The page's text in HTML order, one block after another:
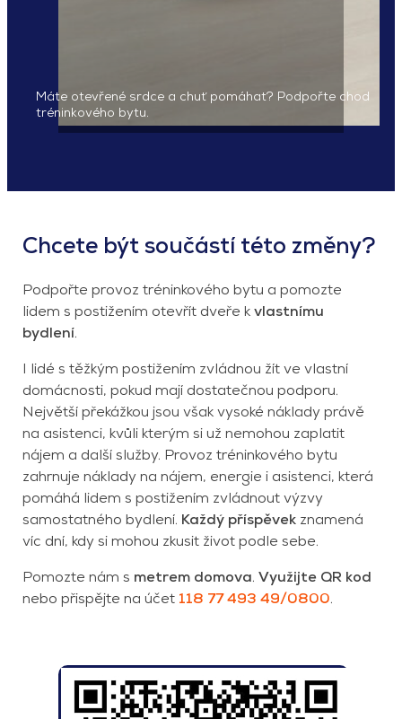
Máte otevřené srdce a chuť pomáhat? Podpořte chod
tréninkového bytu.
Chcete být součástí této změny?
Podpořte provoz tréninkového bytu a pomozte
lidem s postižením otevřít dveře kvlastnímu
bydlení.
I lidé s těžkým postižením zvládnou žít ve vlastní
domácnosti, pokud mají dostatečnou podporu.
Největší překážkou jsou však vysoké náklady právě
na asistenci, kvůli kterým si už nemohou zaplatit
nájem a další služby. Provoz tréninkového bytu
zahrnuje náklady na nájem, energie i asistenci, která
pomáhá lidem s postižením zvládnout výzvy
samostatného bydlení. Každý příspěvek znamená
víc dní, kdy si mohou zkusit život podle sebe.
Pomozte nám s metrem domova.Využijte QR kod
nebo přispějte na účet 118 77 493 49/0800.